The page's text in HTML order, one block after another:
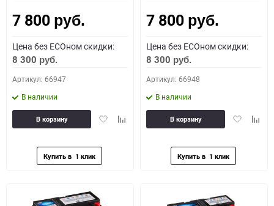
7 800 руб.
Цена без ECOном скидки:
8 300 руб.
Артикул: 66947
В наличии
ДобавитьДобавить
В корзину
7 800 руб.
Цена без ECOном скидки:
8 300 руб.
Артикул: 66948
В наличии
Добавить
В корзину